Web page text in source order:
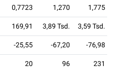
0,7723 1,270 1,775
169,91 3,89 Tsd. 3,59 Tsd.
-25,55 -67,20 -76,98
20 96 231